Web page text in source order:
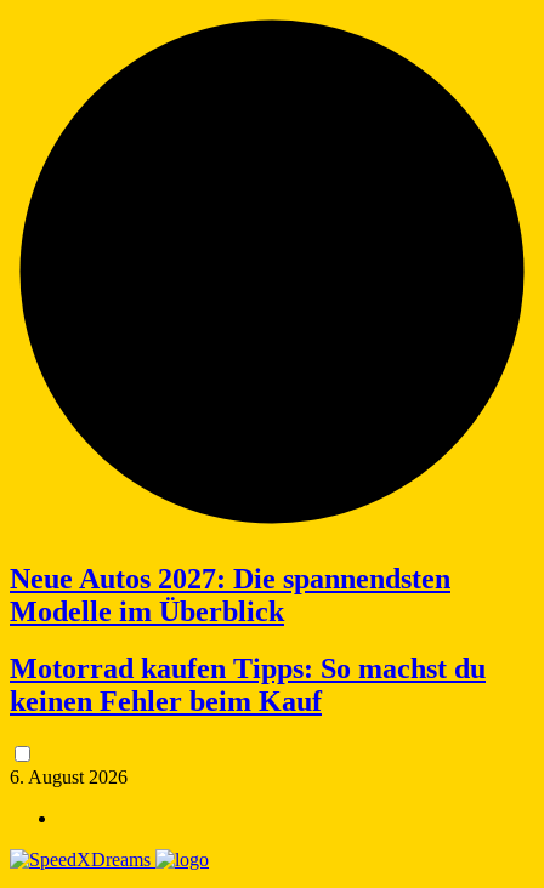
Neue Autos 2027: Die spannendsten
Modelle im Überblick
Motorrad kaufen Tipps: So machst du
keinen Fehler beim Kauf
6. August 2026